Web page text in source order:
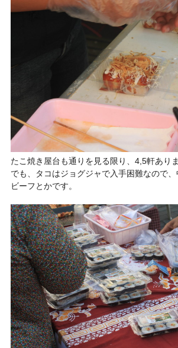
たこ焼き屋台も通りを見る限り、4,5軒ありま
でも、タコはジョグジャで入手困難なので
ビーフとかです。